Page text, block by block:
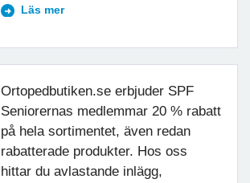
Läs mer
Ortopedbutiken.se erbjuder SPF
Seniorernas medlemmar 20 % rabatt
på hela sortimentet, även redan
rabatterade produkter. Hos oss
hittar du avlastande inlägg,